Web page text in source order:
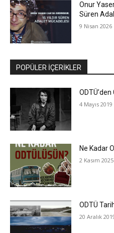
Onur Yaser
Süren
9 Nisan 2026
POPÜLER İÇERİKLER
4 Mayıs 2019
Ne Kadar
2 Kasım 2025
ODTÜ
20 Aralık